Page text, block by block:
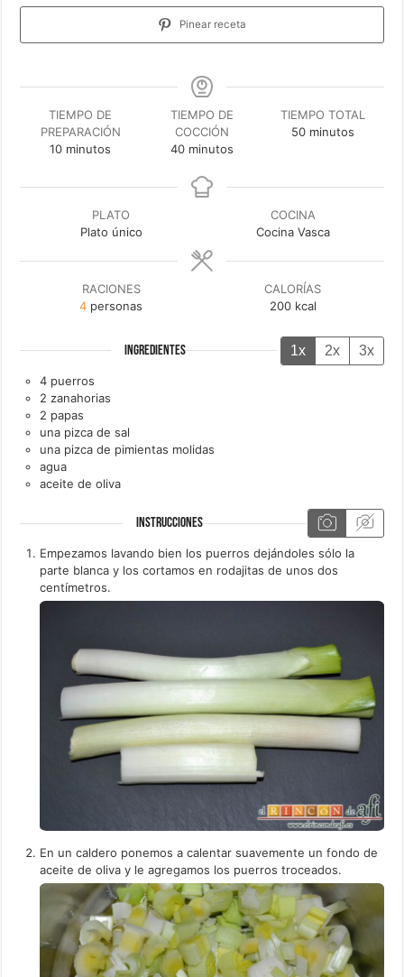
Pinear receta
TIEMPO DE
PREPARACIÓN
10minutos
minutos
TIEMPO DE
COCCIÓN
40minutos
minutos
TIEMPO TOTAL
50minutos
minutos
PLATO
Plato único
COCINA
Cocina Vasca
RACIONES
4 personas
CALORÍAS
200 kcal
INGREDIENTES 1x 2x 3x
4 puerros
2 zanahorias
2 papas
una pizca de sal
una pizca de pimientas molidas
agua
aceite de oliva
INSTRUCCIONES
Empezamos lavando bien los puerros dejándoles sólo la
parte blanca y los cortamos en rodajitas de unos dos
centímetros.
En un caldero ponemos a calentar suavemente un fondo de
aceite de oliva y le agregamos los puerros troceados.